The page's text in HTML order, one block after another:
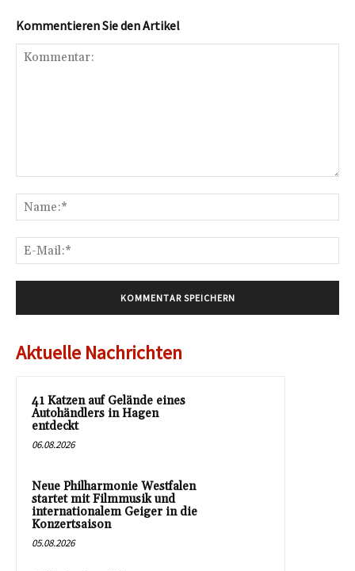
Kommentieren Sie den Artikel
Aktuelle Nachrichten
41 Katzen auf Gelände eines
Autohändlers in Hagen
entdeckt
06.08.2026
Neue Philharmonie Westfalen
startet mit Filmmusik und
internationalem Geiger in die
Konzertsaison
05.08.2026